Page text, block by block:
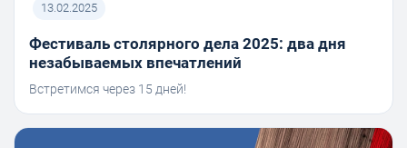
13.02.2025
Фестиваль столярного дела 2025: два дня
незабываемых впечатлений
Встретимся через 15 дней!